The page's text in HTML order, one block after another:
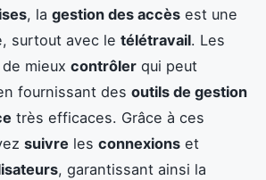
, la gestion des accès est une
surtout avec le télétravail. Les
mieux contrôler qui peut
fournissant des outils de gestion
très efficaces. Grâce à ces
suivre les connexions et
, garantissant ainsi la